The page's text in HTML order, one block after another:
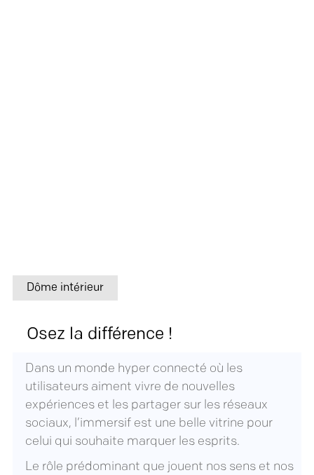
Dôme intérieur
Osez la différence !
Dans un monde hyper connecté où les
utilisateurs aiment vivre de nouvelles
expériences et les partager sur les réseaux
sociaux, l’immersifest une belle vitrine pour
celui qui souhaite marquer les esprits.
Le rôle prédominant que jouent nos sens et nos